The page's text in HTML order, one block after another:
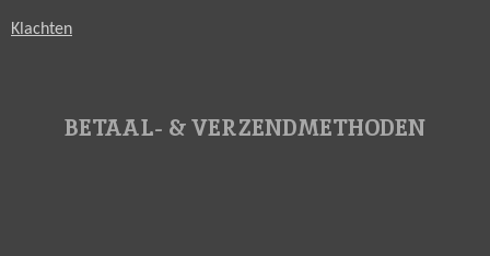
Klachten
BETAAL- & VERZENDMETHODEN